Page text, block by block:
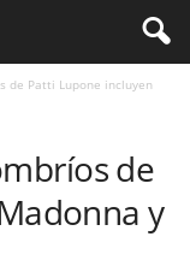
de Patti Lupone incluyen
de
y